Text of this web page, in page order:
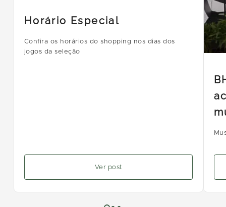
Horário Especial
Confira os horários do shopping nos dias dos
jogos da seleção
Ver post